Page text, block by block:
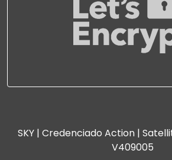
SKY | Credenciado Action |
V409005